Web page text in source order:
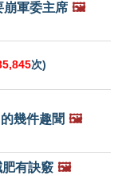
崩軍委主席 🖼️
次)
幾件趣聞 🖼️
有訣竅 🖼️